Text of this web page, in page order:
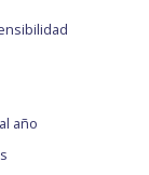
año